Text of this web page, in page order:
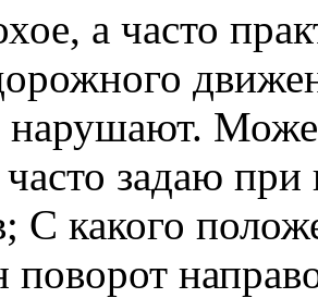
а часто
задаю
С какого
поворот